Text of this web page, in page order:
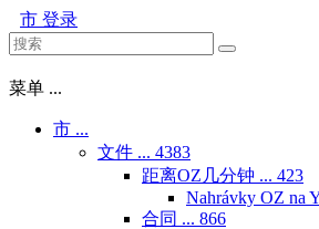
市 登录
菜单 ...
市 ...
文件 ... 4383
距离OZ几分钟 ... 423
Nahrávky OZ na
合同 ... 866